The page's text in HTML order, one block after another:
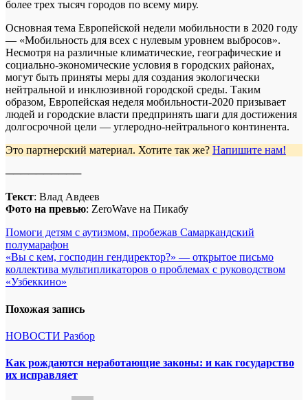
более трех тысяч городов по всему миру.
Основная тема Европейской недели мобильности в 2020 году
— «Мобильность для всех с нулевым уровнем выбросов».
Несмотря на различные климатические, географические и
социально-экономические условия в городских районах,
могут быть приняты меры для создания экологически
нейтральной и инклюзивной городской среды. Таким
образом, Европейская неделя мобильности-2020 призывает
людей и городские власти предпринять шаги для достижения
долгосрочной цели — углеродно-нейтрального континента.
Это партнерский материал. Хотите так же? Напишите нам!
──────────
Текст: Влад Авдеев
Фото на превью: ZeroWave на Пикабу
Навигация
по
записям
Помоги детям с аутизмом, пробежав Самаркандский
полумарафон
«Вы с кем, господин гендиректор?» — открытое письмо
коллектива мультипликаторов о проблемах с руководством
«Узбеккино»
Похожая запись
НОВОСТИ Разбор
Как рождаются неработающие законы: и как государство
их исправляет